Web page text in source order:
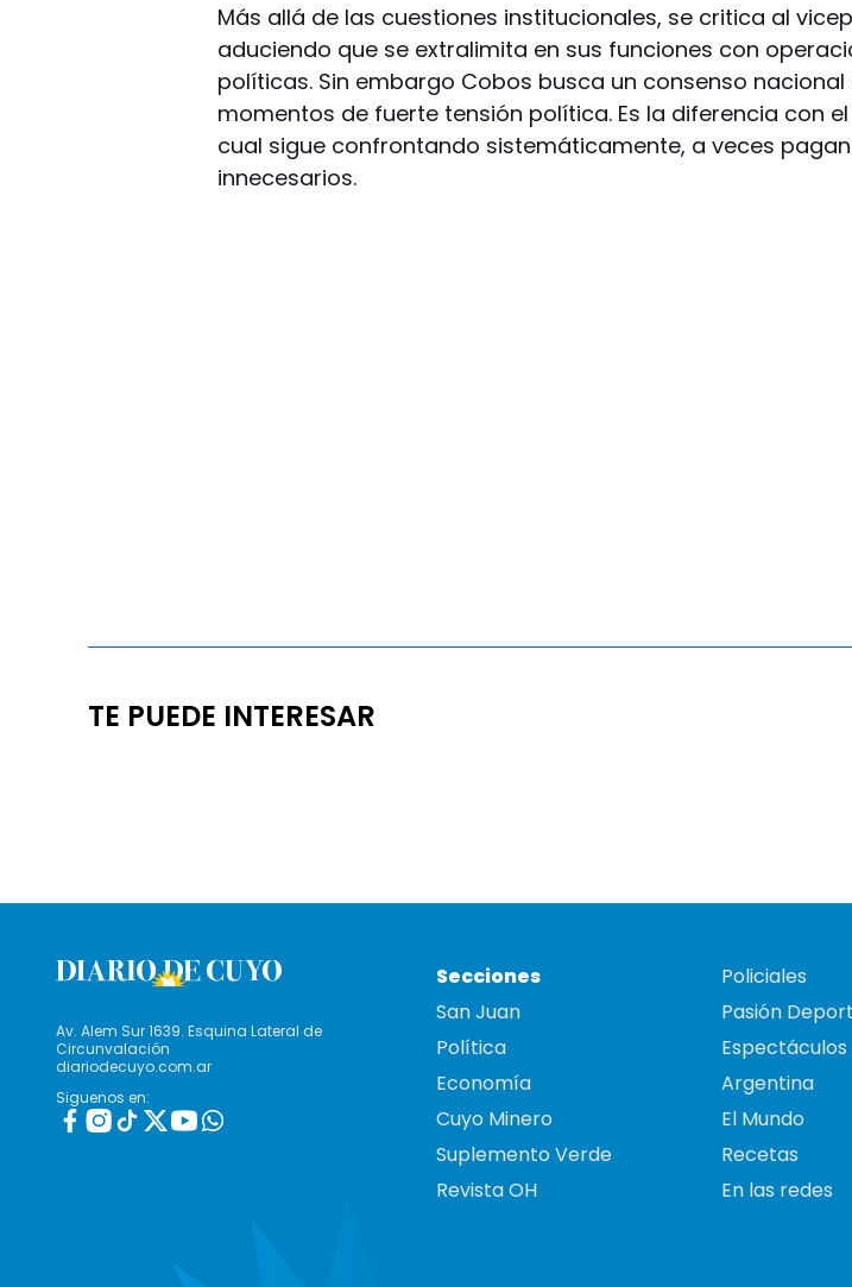
Más allá de las cuestiones institucionales, se critica al
aduciendo que se extralimita en sus funciones con
políticas. Sin embargo Cobos busca un consenso nacional
momentos de fuerte tensión política. Es la diferencia con
cual sigue confrontando sistemáticamente, a veces
innecesarios.
TE PUEDE INTERESAR
Av. Alem Sur 1639. Esquina Lateral de
Circunvalación
diariodecuyo.com.ar
Siguenos en:
Secciones
San Juan
Política
Economía
Cuyo Minero
Suplemento Verde
Revista OH
Policiales
Pasión
Espectáculos
Argentina
El Mundo
Recetas
En las redes